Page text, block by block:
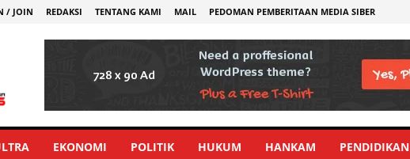
/ JOIN REDAKSI TENTANG KAMI MAIL PEDOMAN PEMBERITAAN MEDIA SIBER
EKONOMI POLITIK HUKUM HANKAM PENDIDIKAN